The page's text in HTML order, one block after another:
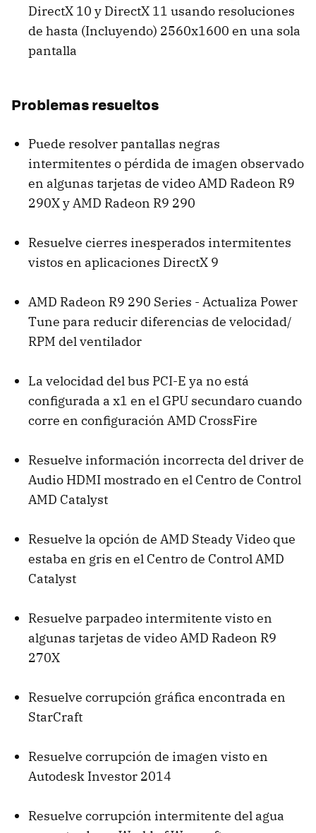
DirectX 10 y DirectX 11 usando resoluciones
de hasta (Incluyendo) 2560x1600 en una sola
pantalla
Problemas resueltos
Puede resolver pantallas negras
intermitentes o pérdida de imagen observado
en algunas tarjetas de video AMD Radeon R9
290X y AMD Radeon R9 290
Resuelve cierres inesperados intermitentes
vistos en aplicaciones DirectX 9
AMD Radeon R9 290 Series - Actualiza Power
Tune para reducir diferencias de velocidad/
RPM del ventilador
La velocidad del bus PCI-E ya no está
configurada a x1 en el GPU secundaro cuando
corre en configuración AMD CrossFire
Resuelve información incorrecta del driver de
Audio HDMI mostrado en el Centro de Control
AMD Catalyst
Resuelve la opción de AMD Steady Video que
estaba en gris en el Centro de Control AMD
Catalyst
Resuelve parpadeo intermitente visto en
algunas tarjetas de video AMD Radeon R9
270X
Resuelve corrupción gráfica encontrada en
StarCraft
Resuelve corrupción de imagen visto en
Autodesk Investor 2014
Resuelve corrupción intermitente del agua